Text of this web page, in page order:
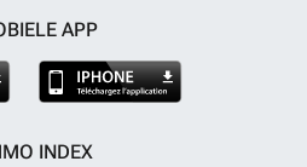
APP
INDEX